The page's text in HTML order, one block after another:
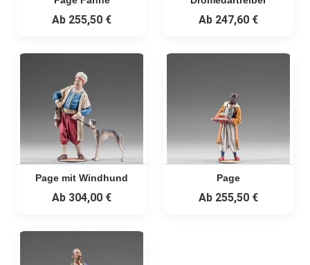
Ab 255,50 € Ab 247,60 €
Page mit Windhund
Ab 304,00 €
Page
Ab 255,50 €